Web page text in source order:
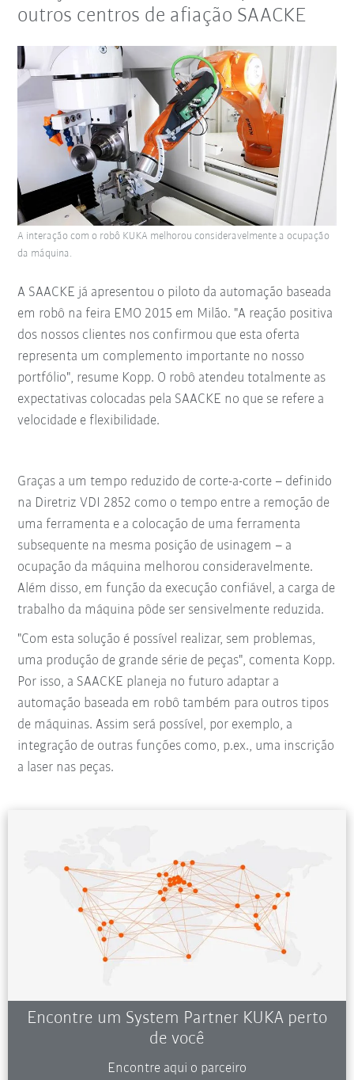
outros centros de afiação SAACKE
A SAACKE já apresentou o piloto da automação baseada
em robô na feira EMO 2015 em Milão. "A reação positiva
dos nossos clientes nos confirmou que esta oferta
representa um complemento importante no nosso
portfólio", resume Kopp. O robô atendeu totalmente as
expectativas colocadas pela SAACKE no que se refere a
velocidade e flexibilidade.
A interação com o robô KUKA melhorou consideravelmente a ocupação
da máquina.
Graças a um tempo reduzido de corte-a-corte – definido
na Diretriz VDI 2852 como o tempo entre a remoção de
uma ferramenta e a colocação de uma ferramenta
subsequente na mesma posição de usinagem – a
ocupação da máquina melhorou consideravelmente.
Além disso, em função da execução confiável, a carga de
trabalho da máquina pôde ser sensivelmente reduzida.
"Com esta solução é possível realizar, sem problemas,
uma produção de grande série de peças", comenta Kopp.
Por isso, a SAACKE planeja no futuro adaptar a
automação baseada em robô também para outros tipos
de máquinas. Assim será possível, por exemplo, a
integração de outras funções como, p.ex., uma inscrição
a laser nas peças.
Encontre um System Partner KUKA perto
de você
Encontre aqui o parceiro